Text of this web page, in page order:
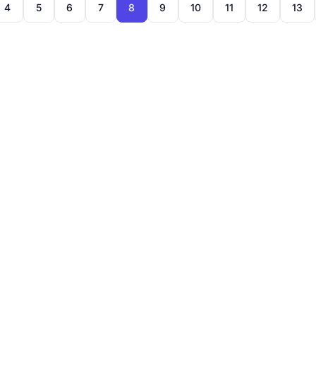
4 5 6 7 8 9 10 11 12 13